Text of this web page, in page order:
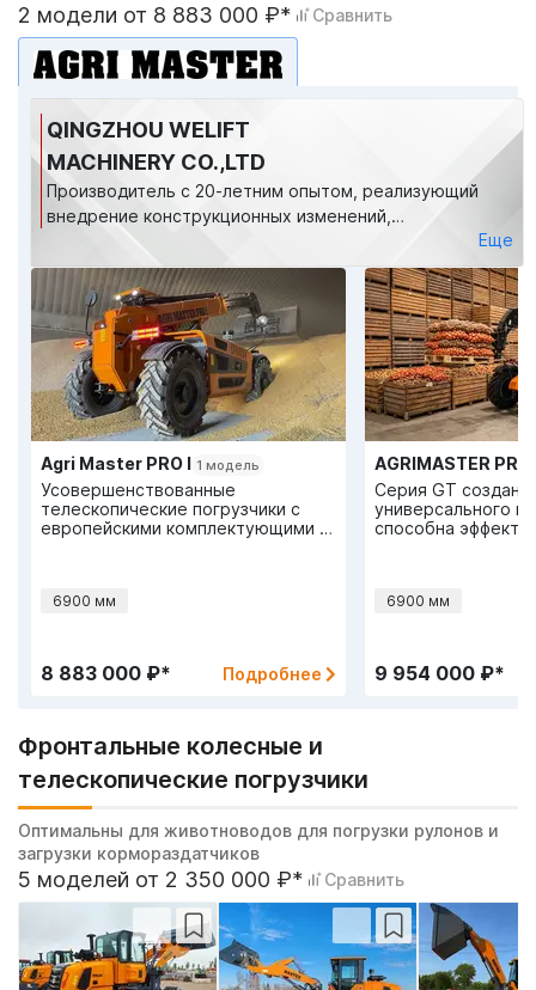
погрузки. На 365 дней в году.
2 модели от 8 883 000 ₽* Сравнить
QINGZHOU WELIFT
MACHINERY CO.,LTD
Производитель с 20-летним опытом, реализующий
внедрение конструкционных изменений,
предлагаемых инженерами компании ЛБР для
улучшения качества и пользовательского опыта. В
основном завод производит и продает
телескопические погрузчики и структурные части
инженерной техники.
Еще
Agri Master PRO I 1 модель
Усовершенствованные
телескопические погрузчики с
европейскими комплектующими и
пользовательский опыт.
6900 мм
8 883 000 ₽* Подробнее
Серия GT создана
универсального
способна
6900 мм
9 954 000 ₽*
Фронтальные колесные и
телескопические погрузчики
Оптимальны для животноводов для погрузки рулонов и
загрузки кормораздатчиков
5 моделей от 2 350 000 ₽* Сравнить